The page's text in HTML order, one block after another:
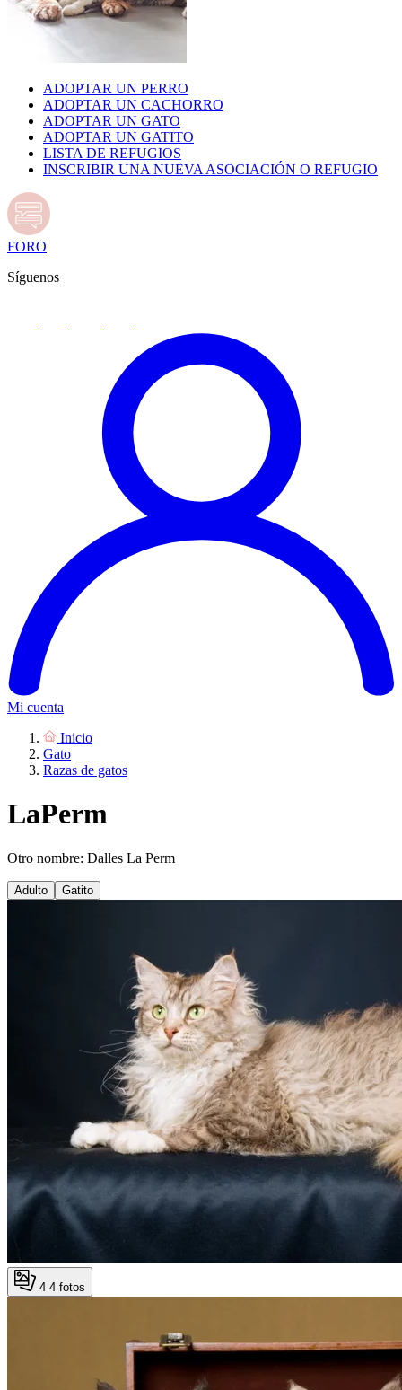
ADOPTAR UN PERRO
ADOPTAR UN CACHORRO
ADOPTAR UN GATO
ADOPTAR UN GATITO
LISTA DE REFUGIOS
INSCRIBIR UNA NUEVA ASOCIACIÓN O REFUGIO
FORO
Síguenos
Mi cuenta
Inicio
Gato
Razas de gatos
LaPerm
Otro nombre: Dalles La Perm
Adulto Gatito
4 4 fotos